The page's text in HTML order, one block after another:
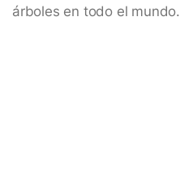
árboles en todo el mundo.